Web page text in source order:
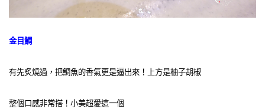
金目鯛
有先炙燒過，把鯛魚的香氣更是逼出來！上方是柚子胡椒
整個口感非常搭！小美超愛這一個